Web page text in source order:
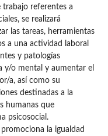
trabajo referentes a
se realizará
las tareas, herramientas
a una actividad laboral
y patologías
y/o mental y aumentar el
a, así como su
destinadas a la
humanas que
psicosocial.
promociona la igualdad